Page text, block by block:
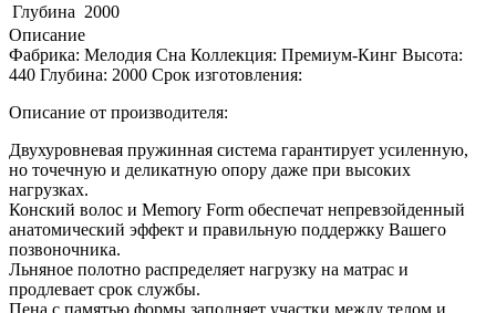
Глубина 2000
Описание
Фабрика: Мелодия Сна Коллекция: Премиум-Кинг Высота:
440 Глубина: 2000 Срок изготовления:
Описание от производителя:
Двухуровневая пружинная система гарантирует усиленную,
но точечную и деликатную опору даже при высоких
нагрузках.
Конский волос и Memory Form обеспечат непревзойденный
анатомический эффект и правильную поддержку Вашего
позвоночника.
Льняное полотно распределяет нагрузку на матрас и
продлевает срок службы.
Пена с памятью формы заполняет участки между телом и